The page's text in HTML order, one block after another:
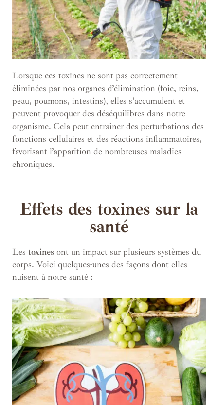
Lorsque ces toxines ne sont pas correctement
éliminées par nos organes d’élimination (foie, reins,
peau, poumons, intestins), elles s’accumulent et
peuvent provoquer des déséquilibres dans notre
organisme. Cela peut entraîner des perturbations des
fonctions cellulaires et des réactions inflammatoires,
favorisant l’apparition de nombreuses maladies
chroniques.
Effets des toxines sur la
santé
Les toxines ont un impact sur plusieurs systèmes du
corps. Voici quelques-unes des façons dont elles
nuisent à notre santé :